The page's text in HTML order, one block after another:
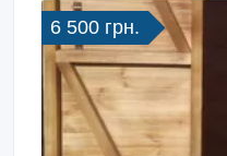
6 500 грн.